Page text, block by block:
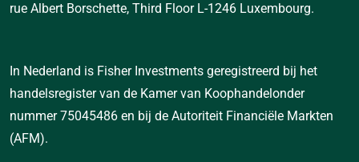
rue Albert Borschette, Third Floor L-1246 Luxembourg.
In Nederland is Fisher Investments geregistreerd bij het
handelsregister van de Kamer van Koophandelonder
nummer 75045486 en bij de Autoriteit Financiële Markten
(AFM).